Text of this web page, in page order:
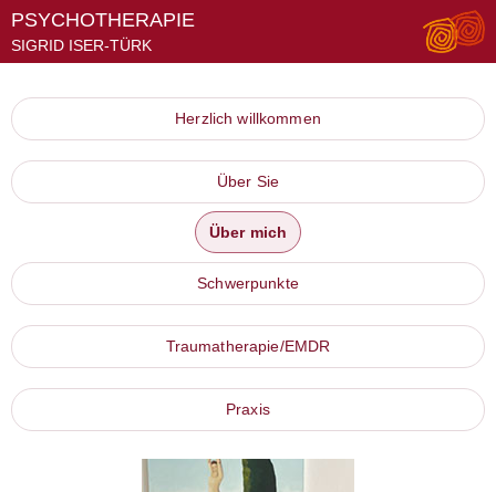
PSYCHOTHERAPIE
SIGRID ISER-TÜRK
Herzlich willkommen
Über Sie
Über mich
Schwerpunkte
Traumatherapie/EMDR
Praxis